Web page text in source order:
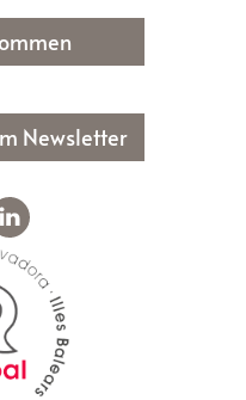
Newsletter